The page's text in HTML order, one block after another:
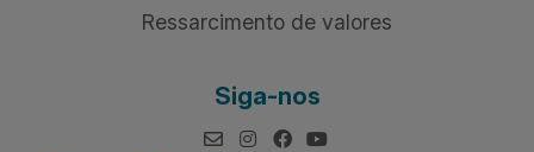
Ressarcimento de valores
Siga-nos